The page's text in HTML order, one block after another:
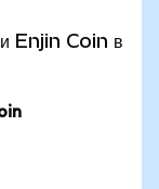
Enjin Coin в